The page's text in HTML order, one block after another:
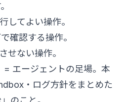
してよい操作。
確認する操作。
せない操作。
= エージェントの足場。本
・ログ方針をまとめた